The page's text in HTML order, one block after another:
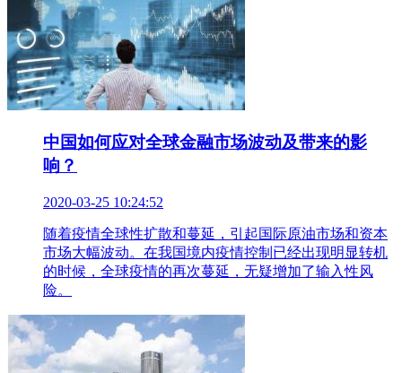
中国如何应对全球金融市场波动及带来的影
响？
2020-03-25 10:24:52
随着疫情全球性扩散和蔓延，引起国际原油市场和资本
市场大幅波动。在我国境内疫情控制已经出现明显转机
的时候，全球疫情的再次蔓延，无疑增加了输入性风
险。